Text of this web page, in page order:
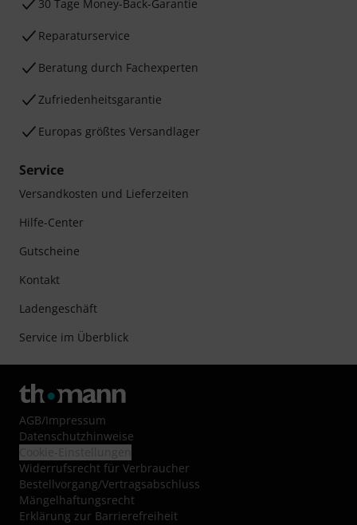
30 Tage Money-Back-Garantie
Reparaturservice
Beratung durch Fachexperten
Zufriedenheitsgarantie
Europas größtes Versandlager
Service
Versandkosten und Lieferzeiten
Hilfe-Center
Gutscheine
Kontakt
Ladengeschäft
Service im Überblick
AGB/Impressum
Datenschutzhinweise
Widerrufsrecht für Verbraucher
Bestellvorgang/Vertragsabschluss
Mängelhaftungsrecht
Erklärung zur Barrierefreiheit